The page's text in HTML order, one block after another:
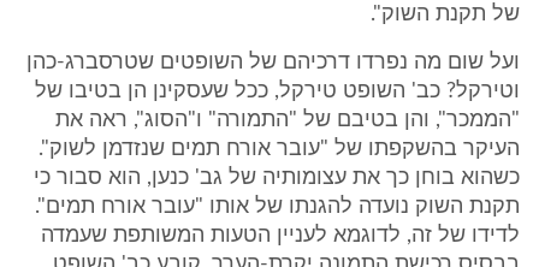
של תקנת השוק".
ועל שום מה נפרדו דרכיהם של השופטים שטרסברג-כהן
וטירקל? כב' השופט טירקל, ככל שעסקינן הן בטיבו של
"הממכר", והן בטיבם של "התמורה" ו"הסוג", ראה את
העיקר בהשקפתו של "עובר אורח תמים שנזדמן לשוק".
כשהוא בוחן כך את עצומותיה של גב' כנען, הוא סבור כי
תקנת השוק נועדה להגנתו של אותו "עובר אורח תמים".
לדידו של זה, לדוגמא לעניין הטעות המשותפת שעמדה